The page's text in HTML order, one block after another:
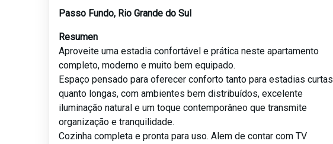
Passo Fundo, Rio Grande do Sul
Resumen
Aproveite uma estadia confortável e prática neste apartamento
completo, moderno e muito bem equipado.
Espaço pensado para oferecer conforto tanto para estadias curtas
quanto longas, com ambientes bem distribuídos, excelente
iluminação natural e um toque contemporâneo que transmite
organização e tranquilidade.
Cozinha completa e pronta para uso. Alem de contar com TV